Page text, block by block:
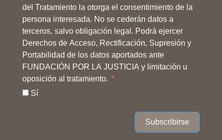
del Tratamiento la otorga el consentimiento de la
persona interesada. No se cederán datos a
terceros, salvo obligación legal. Podrá ejercer
Derechos de Acceso, Rectificación, Supresión y
Portabilidad de los datos aportados ante
FUNDACIÓN POR LA JUSTICIA y limitación u
oposición al tratamiento.
Sí
Subscribirse